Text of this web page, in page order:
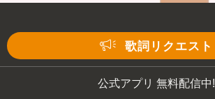
歌詞リクエスト
公式アプリ 無料配信中!